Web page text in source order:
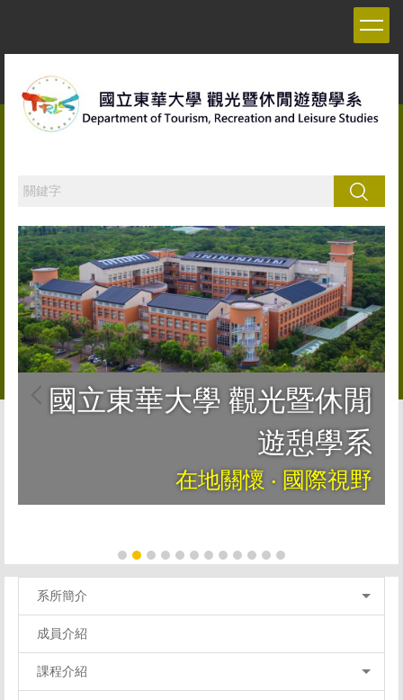
搜尋
國立東華大學 觀光暨休閒
遊憩學系
在地關懷 ‧ 國際視野
系所簡介
成員介紹
課程介紹